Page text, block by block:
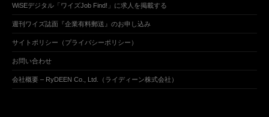
WiSEデジタル「ワイズJob Find!」に求人を掲載する
週刊ワイズ誌面『企業有料郵送』のお申し込み
サイトポリシー（プライバシーポリシー）
お問い合わせ
会社概要 – RyDEEN Co., Ltd.（ライディーン株式会社）